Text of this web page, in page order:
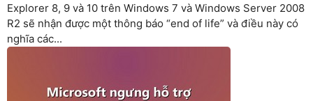
Explorer 8, 9 và 10 trên Windows 7 và Windows Server 2008
R2 sẽ nhận được một thông báo “end of life” và điều này có
nghĩa các...